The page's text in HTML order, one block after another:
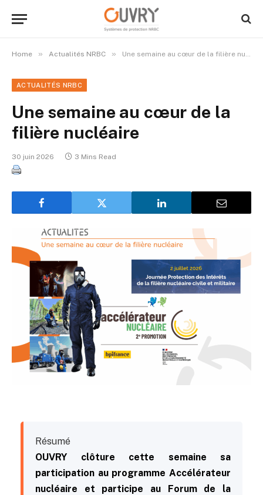
Home » Actualités NRBC » Une semaine au cœur de la filière nucléaire
ACTUALITÉS NRBC
Une semaine au cœur de la
filière nucléaire
30 juin 2026 3 Mins Read
Résumé
OUVRY clôture cette semaine sa
participation au programme Accélérateur
nucléaire et participe au Forum de la